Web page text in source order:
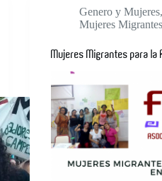
Genero y Mujeres
Mujeres Migrantes
Mujeres Migrantes para la